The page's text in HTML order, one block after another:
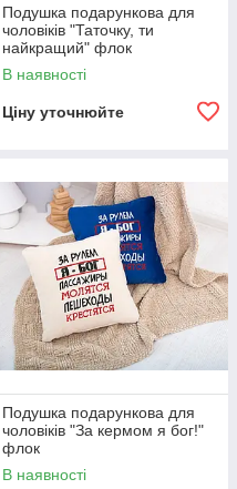
Подушка подарункова для
чоловіків "Таточку, ти
найкращий" флок
В наявності
Ціну уточнюйте
Подушка подарункова для
чоловіків "За кермом я бог!"
флок
В наявності